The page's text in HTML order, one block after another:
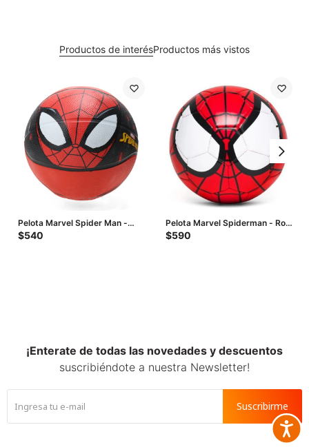
Productos de interésProductos más vistos
Pelota Marvel Spider Man -
Rojo - Negro
$540
Pelota Marvel Spiderman - Rojo
- Blanco - Negro
$590
¡Enterate de todas las novedades y descuentos
suscribiéndote a nuestra Newsletter!
Suscribirme